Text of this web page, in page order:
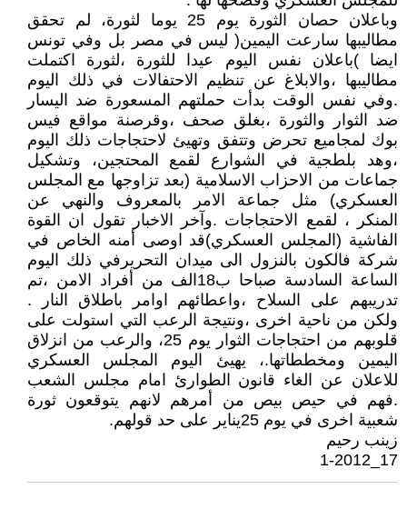
وباعلان حصان الثورة يوم 25 يوما لثورة، لم تحقق
مطاليبها سارعت اليمين( ليس في مصر بل وفي تونس
ايضا )باعلان نفس اليوم عيدا للثورة ،لثورة اكتملت
مطاليبها ،والابلاغ عن تنظيم الاحتفالات في ذلك اليوم
.وفي نفس الوقت بدأت حملتهم المسعورة ضد اليسار
ضد الثوار والثورة ،بغلق صحف ،وقرصنة مواقع فيس
بوك لمجاميع تحرض وتتفق وتهيئ لاحتجاجات ذلك اليوم
،وهد بلطجية في الشوارع لقمع المحتجين، وتشكيل
جماعات من الاحزاب الاسلامية (بعد تزاوجها مع المجلس
العسكري) مثل جماعة الامر بالمعروف والنهي عن
المنكر ، لقمع الاحتجاجات .وآخر الاخبار تقول ان القوة
الفاشية (المجلس العسكري)قد اوصى أمنه الخاص في
شركة فالكون بالنزول الى ميدان التحريرفي ذلك اليوم
الساعة السادسة صباحا ب18الف من أفراد الامن ،تم
تدريبهم على السلاح ،واعطائهم اوامر باطلاق النار .
ولكن من ناحية اخرى ،ونتيجة الرعب التي استولت على
قلوبهم من احتجاجات الثوار يوم 25، والرعب من انزلاق
اليمين ومخططاتها.، يهيئ اليوم المجلس العسكري
للاعلان عن الغاء قانون الطوارئ امام مجلس الشعب
.فهم في حيص بيص من أمرهم لانهم يتوقعون ثورة
شعبية اخرى في يوم 25يناير على حد قولهم.
زينب رحيم
17_1-2012